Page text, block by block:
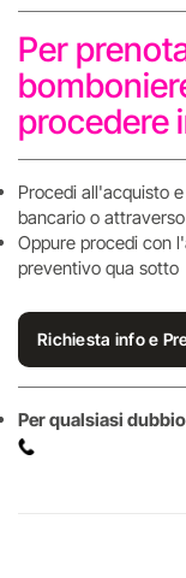
Per
procedere
Procedi all'acquisto
bancario o
Oppure procedi con
preventivo qua sotto
Richiesta info e
Per qualsiasi